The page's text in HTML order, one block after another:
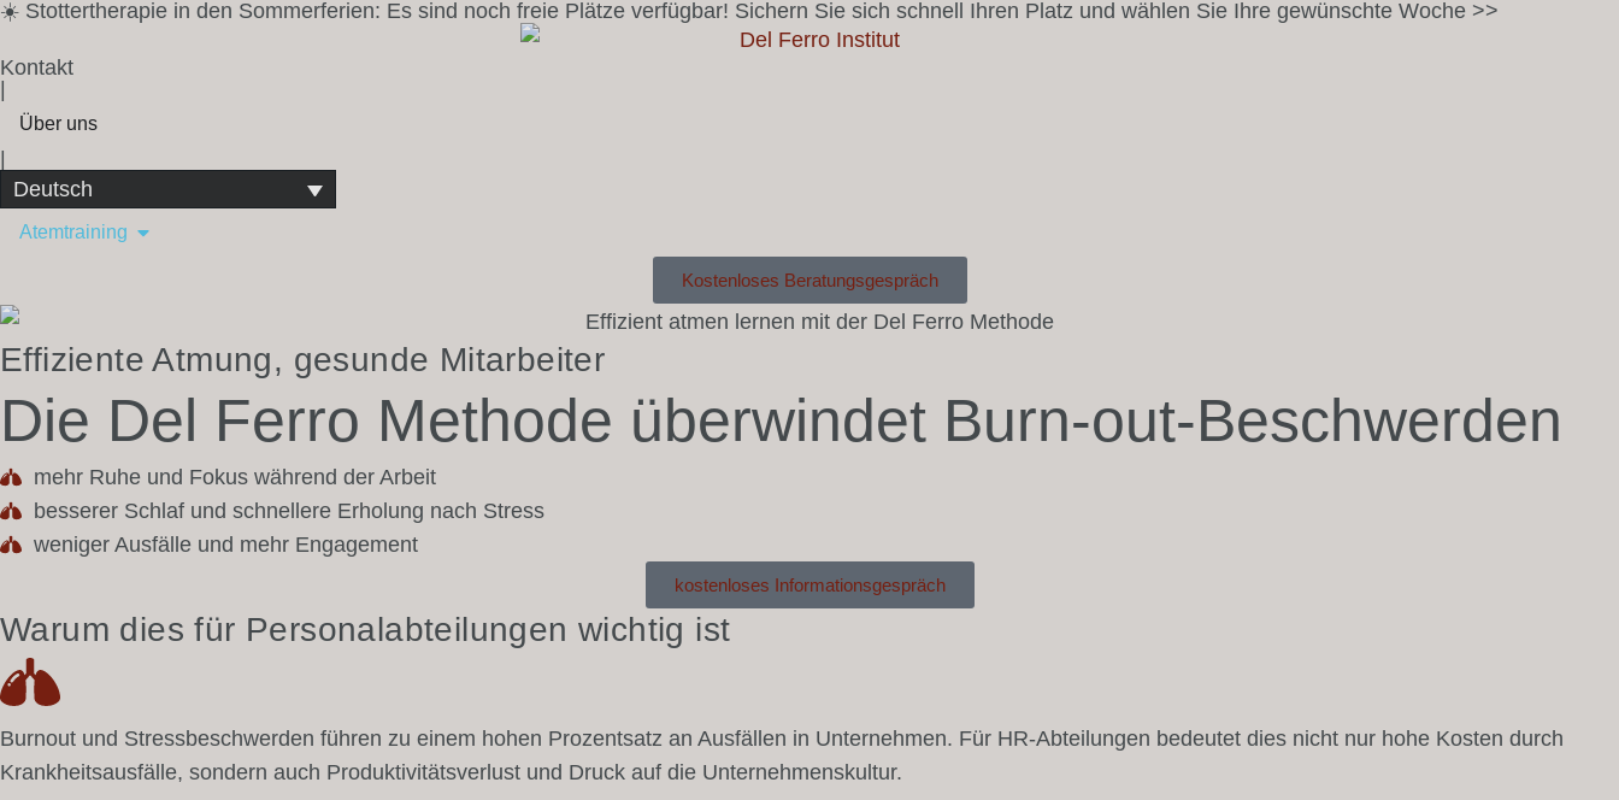
☀️ Stottertherapie in den Sommerferien: Es sind noch freie Plätze verfügbar! Sichern Sie sich schnell Ihren Platz und wählen Sie Ihre gewünschte Woche >>
Kontakt
Über uns
Deutsch
Atemtraining
Kostenloses Beratungsgespräch
Effiziente Atmung, gesunde Mitarbeiter
Die Del Ferro Methode überwindet Burn-out-Beschwerden
mehr Ruhe und Fokus während der Arbeit
besserer Schlaf und schnellere Erholung nach Stress
weniger Ausfälle und mehr Engagement
kostenloses Informationsgespräch
Warum dies für Personalabteilungen wichtig ist
Burnout und Stressbeschwerden führen zu einem hohen Prozentsatz an Ausfällen in Unternehmen. Für HR-Abteilungen bedeutet dies nicht nur hohe Kosten durch
Krankheitsausfälle, sondern auch Produktivitätsverlust und Druck auf die Unternehmenskultur.